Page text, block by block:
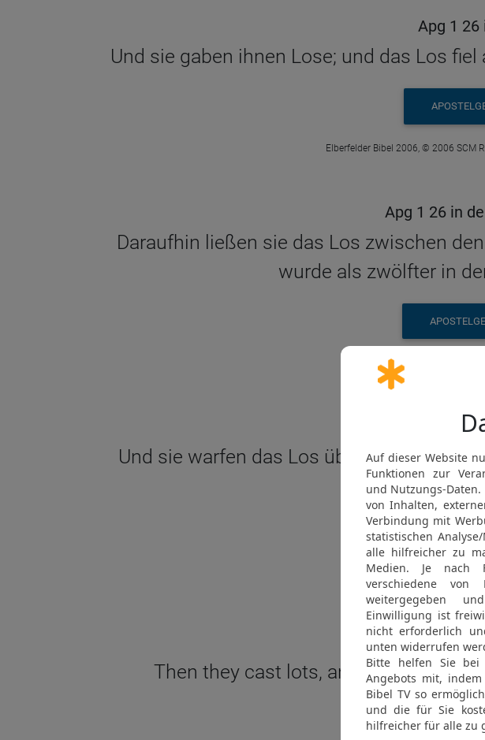
Apg 1
Und sie gaben ihnen Lose; und das Los
Elberfelder Bibel 2006, © 2006 SCM
Apg 1 26 in
Daraufhin ließen sie das Los zwischen
wurde als zwölfter in
© Genfer
Apg 1
Und sie warfen das Los über sie, und
©
Apg 1 26 in
Then they cast lots, and the lot fell to